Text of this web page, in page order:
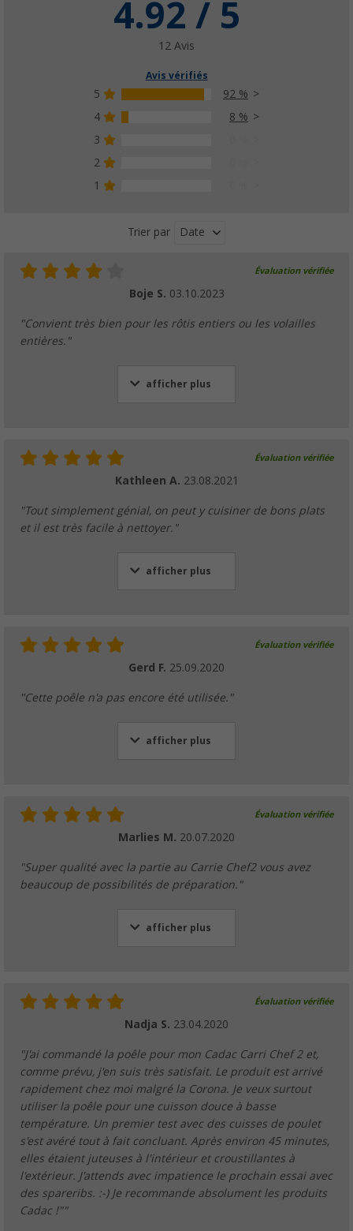
4.92 / 5
12 Avis
Avis vérifiés
5
92 %
4
8 %
3
2
1
Trier par Date
Évaluation vérifiée
Boje S. 03.10.2023
"Convient très bien pour les rôtis entiers ou les volailles
entières."
afficher plus
Évaluation vérifiée
Kathleen A. 23.08.2021
"Tout simplement génial, on peut y cuisiner de bons plats
et il est très facile à nettoyer."
afficher plus
Évaluation vérifiée
Gerd F. 25.09.2020
"Cette poêle n'a pas encore été utilisée."
afficher plus
Évaluation vérifiée
Marlies M. 20.07.2020
"Super qualité avec la partie au Carrie Chef2 vous avez
beaucoup de possibilités de préparation."
afficher plus
Évaluation vérifiée
Nadja S. 23.04.2020
"J'ai commandé la poêle pour mon Cadac Carri Chef 2 et,
comme prévu, j'en suis très satisfait. Le produit est arrivé
rapidement chez moi malgré la Corona. Je veux surtout
utiliser la poêle pour une cuisson douce à basse
température. Un premier test avec des cuisses de poulet
s'est avéré tout à fait concluant. Après environ 45 minutes,
elles étaient juteuses à l'intérieur et croustillantes à
l'extérieur. J'attends avec impatience le prochain essai avec
des spareribs. :-) Je recommande absolument les produits
Cadac !""